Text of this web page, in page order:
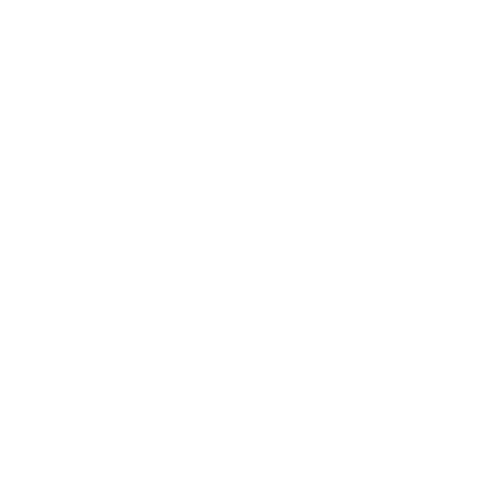
waarheid
intrekken
de
op.
om deze uit te